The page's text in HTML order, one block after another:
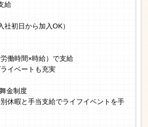
給
初日から加入OK）
働時間×時給）で支給
イベートも充実
金制度
別休暇と手当支給でライフイベントを手